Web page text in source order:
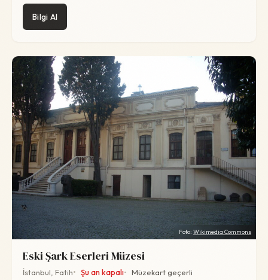
Bilgi Al
Foto: Wikimedia Commons
Eski Şark Eserleri Müzesi
İstanbul, Fatih Şu an kapalı Müzekart geçerli